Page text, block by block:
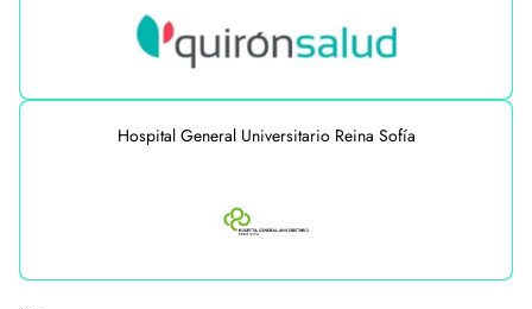
Hospital General Universitario Reina Sofía